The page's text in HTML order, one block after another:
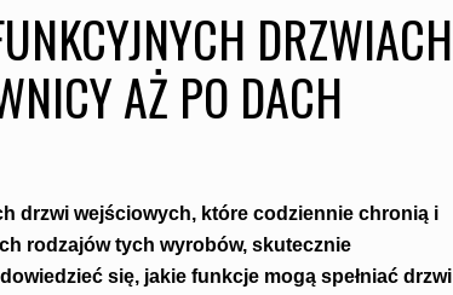
DRZWIACH
AŻ PO DACH
drzwi wejściowych, które codziennie chronią i
rodzajów tych wyrobów, skutecznie
się, jakie funkcje mogą spełniać drzwi